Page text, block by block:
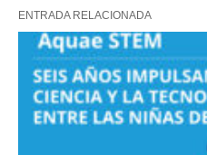
ENTRADA RELACIONADA